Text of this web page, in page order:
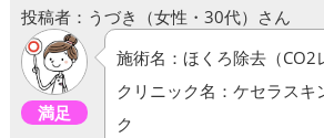
投稿者：うづき（女性・30代）さん
満足
施術名：ほくろ除去（CO2
クリニック名：ケセラスキ
ク